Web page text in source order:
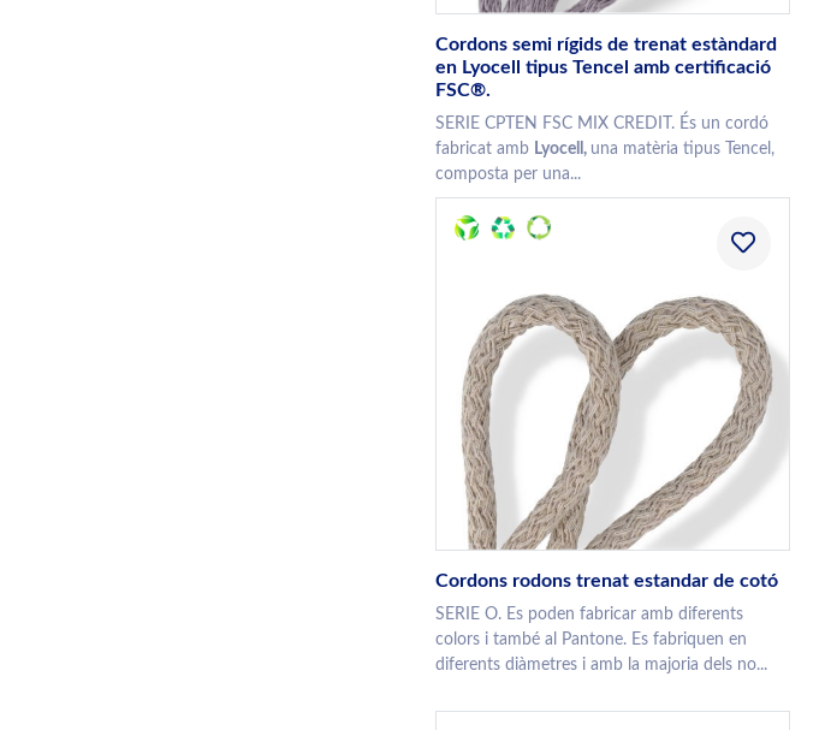
Cordons semi rígids de trenat estàndard
en Lyocell tipus Tencel amb certificació
FSC®.
SERIE CPTEN FSC MIX CREDIT. És un cordó
fabricat amb Lyocell, una matèria tipus Tencel,
composta per una...
Cordons rodons trenat estandar de cotó
SERIE O. Es poden fabricar amb diferents
colors i també al Pantone. Es fabriquen en
diferents diàmetres i amb la majoria dels no...